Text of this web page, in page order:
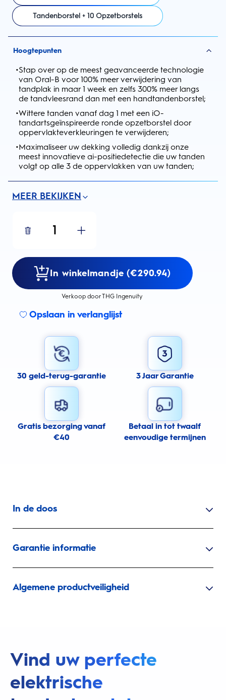
Tandenborstel + 10 Opzetborstels
Hoogtepunten
•Stap over op de meest geavanceerde technologie
van Oral-B voor 100% meer verwijdering van
tandplak in maar 1 week en zelfs 300% meer langs
de tandvleesrand dan met een handtandenborstel;
•Wittere tanden vanaf dag 1 met een iO-
tandartsgeïnspireerde ronde opzetborstel door
oppervlakteverkleuringen te verwijderen;
•Maximaliseer uw dekking volledig dankzij onze
meest innovatieve ai-positiedetectie die uw tanden
volgt op alle 3 de oppervlakken van uw tanden;
MEER BEKIJKEN
1
In winkelmandje (€290.94)
Verkoop door THG Ingenuity
Opslaan in verlanglijst
30 geld-terug-garantie 3 Jaar Garantie
Gratis bezorging vanaf
€40
Betaal in tot twaalf
eenvoudige termijnen
In de doos
Garantie informatie
Algemene productveiligheid
Vind uw perfecte
elektrische